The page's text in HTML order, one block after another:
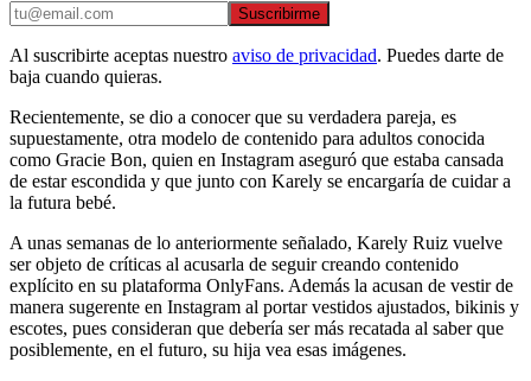
Suscribirme
Al suscribirte aceptas nuestro aviso de privacidad. Puedes darte de
baja cuando quieras.
Recientemente, se dio a conocer que su verdadera pareja, es
supuestamente, otra modelo de contenido para adultos conocida
como Gracie Bon, quien en Instagram aseguró que estaba cansada
de estar escondida y que junto con Karely se encargaría de cuidar a
la futura bebé.
A unas semanas de lo anteriormente señalado, Karely Ruiz vuelve
ser objeto de críticas al acusarla de seguir creando contenido
explícito en su plataforma OnlyFans. Además la acusan de vestir de
manera sugerente en Instagram al portar vestidos ajustados, bikinis y
escotes, pues consideran que debería ser más recatada al saber que
posiblemente, en el futuro, su hija vea esas imágenes.